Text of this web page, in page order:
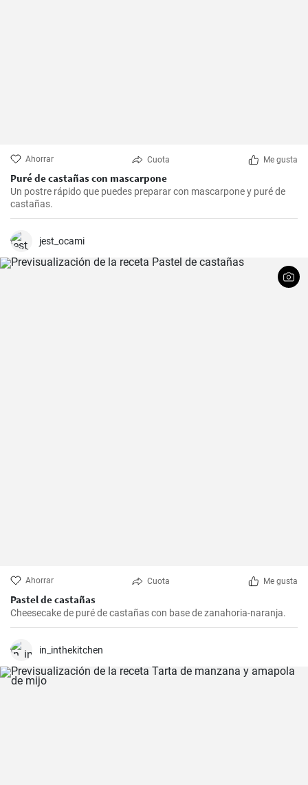
Ahorrar Cuota Me gusta
Puré de castañas con mascarpone
Un postre rápido que puedes preparar con mascarpone y puré de
castañas.
jest_ocami
Ahorrar Cuota Me gusta
Pastel de castañas
Cheesecake de puré de castañas con base de zanahoria-naranja.
in_inthekitchen